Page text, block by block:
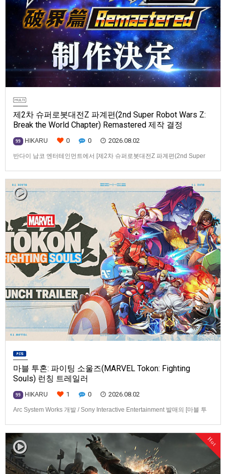
제2차 슈퍼로봇대전Z 파계편(2nd Super Robot Wars Z:
Break the World Chapter) Remastered 제작 결정
99 HIKARU 0 0 2026.08.02
반다이 남코 엔터테인먼트에서 [제2차 슈퍼로봇대전Z 파계편(2nd Super
판[제2차 슈퍼로봇대전Z 파계편]은 2011년 PSP로 발매되었으며, 2012년
에 발매되었던 [제2…
마블 투혼: 파이팅 소울즈(MARVEL Tokon: Fighting
Souls) 런칭 트레일러
99 HIKARU 1 0 2026.08.02
Arc System Works 개발 / Sony Interactive Entertainment 발매의 [마블 투
로 예정.
Hot